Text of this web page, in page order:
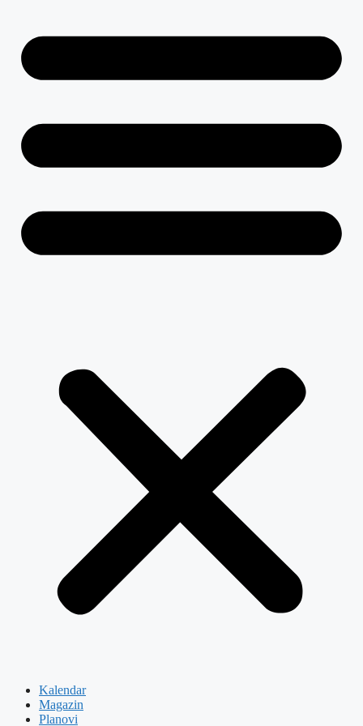
Kalendar
Magazin
Planovi